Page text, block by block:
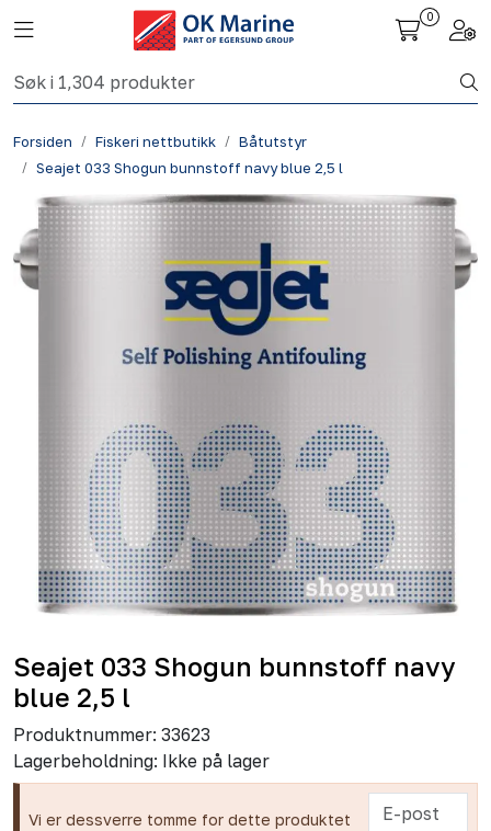
Skip to main content
Toggle navigation
0
Forsiden Fiskeri nettbutikk
Båtutstyr
Seajet 033 Shogun bunnstoff navy blue 2,5 l
Seajet 033 Shogun bunnstoff navy
blue 2,5 l
Produktnummer: 33623
Lagerbeholdning: Ikke på lager
Vi er dessverre tomme for dette produktet
Fiskeri nettbutikk
Havbruk
Aktuelt
Om oss